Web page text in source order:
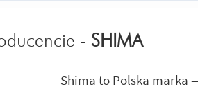
- SHIMA
Shima to Polska marka